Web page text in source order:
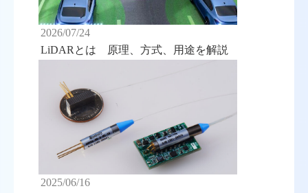
2026/07/24
LiDARとは 原理、方式、用途を解説
2025/06/16